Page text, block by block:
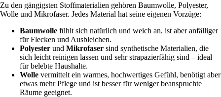
Zu den gängigsten Stoffmaterialien gehören Baumwolle, Polyester,
Wolle und Mikrofaser. Jedes Material hat seine eigenen Vorzüge:
Baumwolle fühlt sich natürlich und weich an, ist aber anfälliger
für Flecken und Ausbleichen.
Polyester und Mikrofaser sind synthetische Materialien, die
sich leicht reinigen lassen und sehr strapazierfähig sind – ideal
für belebte Haushalte.
Wolle vermittelt ein warmes, hochwertiges Gefühl, benötigt aber
etwas mehr Pflege und ist besser für weniger beanspruchte
Räume geeignet.